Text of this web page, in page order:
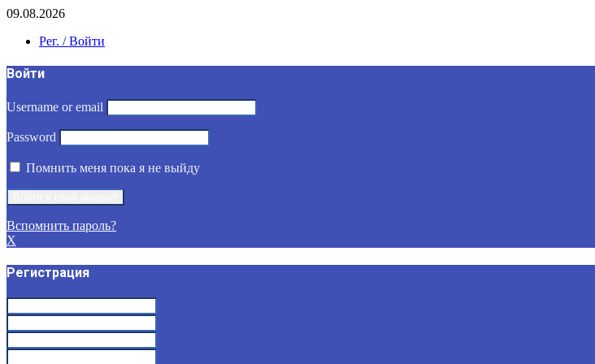
09.08.2026
Рег. / Войти
Войти
Username or email
Password
Помнить меня пока я не выйду
Вспомнить пароль?
X
Регистрация